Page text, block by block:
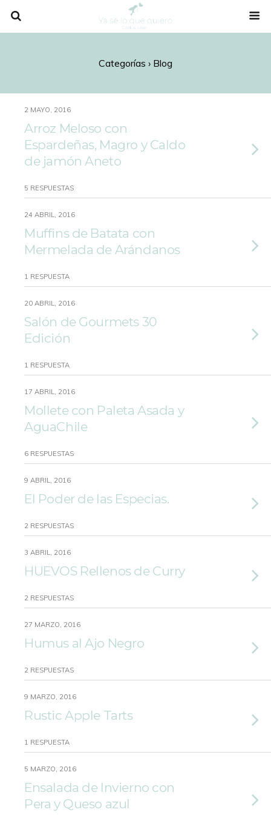
Categorías › Blog
2 MAYO, 2016
Arroz Meloso con
Espardeñas, Magro y Caldo
de jamón Aneto
5 RESPUESTAS
24 ABRIL, 2016
Muffins de Batata con
Mermelada de Arándanos
1 RESPUESTA
20 ABRIL, 2016
Salón de Gourmets 30
Edición
1 RESPUESTA
17 ABRIL, 2016
Mollete con Paleta Asada y
AguaChile
6 RESPUESTAS
9 ABRIL, 2016
El Poder de las Especias.
2 RESPUESTAS
3 ABRIL, 2016
HUEVOS Rellenos de Curry
2 RESPUESTAS
27 MARZO, 2016
Humus al Ajo Negro
2 RESPUESTAS
9 MARZO, 2016
Rustic Apple Tarts
1 RESPUESTA
5 MARZO, 2016
Ensalada de Invierno con
Pera y Queso azul